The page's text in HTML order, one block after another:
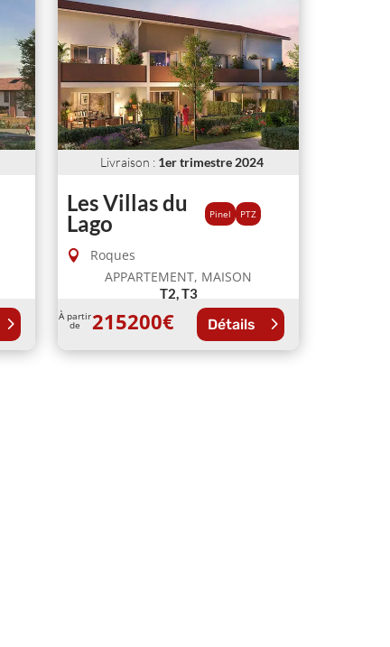
Livraison : 1er trimestre 2024
Les Villas du
Lago
Pinel PTZ
Roques
APPARTEMENT, MAISON
T2, T3
À partir
de 215200€ Détails